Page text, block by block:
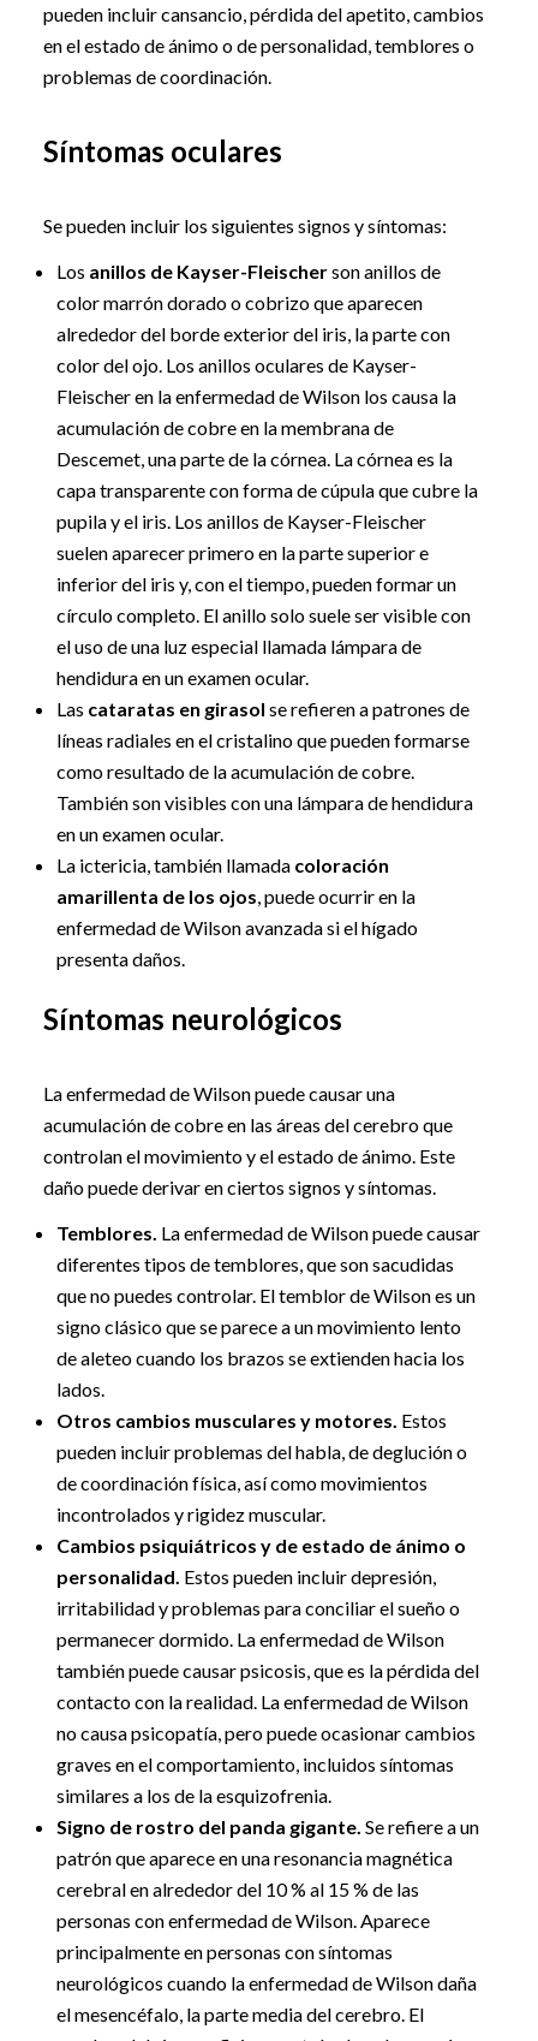
pueden incluir cansancio, pérdida del apetito, cambios
en el estado de ánimo o de personalidad, temblores o
problemas de coordinación.
Síntomas oculares
Se pueden incluir los siguientes signos y síntomas:
Los anillos de Kayser-Fleischerson anillos de
color marrón dorado o cobrizo que aparecen
alrededor del borde exterior del iris, la parte con
color del ojo. Los anillos oculares de Kayser-
Fleischer en la enfermedad de Wilson los causa la
acumulación de cobre en la membrana de
Descemet, una parte de la córnea. La córnea es la
capa transparente con forma de cúpula que cubre la
pupila y el iris. Los anillos de Kayser-Fleischer
suelen aparecer primero en la parte superior e
inferior del iris y, con el tiempo, pueden formar un
círculo completo. El anillo solo suele ser visible con
el uso de una luz especial llamada lámpara de
hendidura en un examen ocular.
Las cataratas en girasol se refieren a patrones de
líneas radiales en el cristalino que pueden formarse
como resultado de la acumulación de cobre.
También son visibles con una lámpara de hendidura
en un examen ocular.
La ictericia, también llamada coloración
amarillenta de los ojos , puede ocurrir en la
enfermedad de Wilson avanzada si el hígado
presenta daños.
Síntomas neurológicos
La enfermedad de Wilson puede causar una
acumulación de cobre en las áreas del cerebro que
controlan el movimiento y el estado de ánimo. Este
daño puede derivar en ciertos signos y síntomas.
Temblores. La enfermedad de Wilson puede causar
diferentes tipos de temblores, que son sacudidas
que no puedes controlar. El temblor de Wilson es un
signo clásico que se parece a un movimiento lento
de aleteo cuando los brazos se extienden hacia los
lados.
Otros cambios musculares y motores. Estos
pueden incluir problemas del habla, de deglución o
de coordinación física, así como movimientos
incontrolados y rigidez muscular.
Cambios psiquiátricos y de estado de ánimo o
personalidad. Estos pueden incluir depresión,
irritabilidad y problemas para conciliar el sueño o
permanecer dormido. La enfermedad de Wilson
también puede causar psicosis, que es la pérdida del
contacto con la realidad. La enfermedad de Wilson
no causa psicopatía, pero puede ocasionar cambios
graves en el comportamiento, incluidos síntomas
similares a los de la esquizofrenia.
Signo de rostro del panda gigante. Se refiere a un
patrón que aparece en una resonancia magnética
cerebral en alrededor del 10 % al 15 % de las
personas con enfermedad de Wilson. Aparece
principalmente en personas con síntomas
neurológicos cuando la enfermedad de Wilson daña
el mesencéfalo, la parte media del cerebro. El